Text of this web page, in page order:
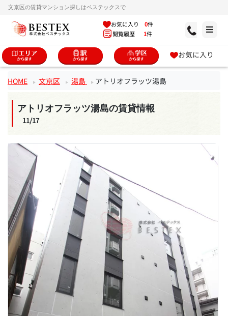
文京区の賃貸マンション探しはベステックスで
お気に入り 0件
閲覧履歴 1件
お気に入り
HOME 文京区 湯島 アトリオフラッツ湯島
アトリオフラッツ湯島の賃貸情報
11/17